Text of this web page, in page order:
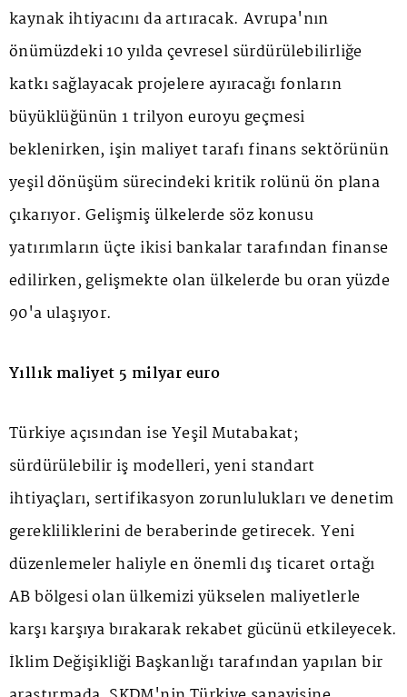
kaynak ihtiyacını da artıracak. Avrupa'nın
önümüzdeki 10 yılda çevresel sürdürülebilirliğe
katkı sağlayacak projelere ayıracağı fonların
büyüklüğünün 1 trilyon euroyu geçmesi
beklenirken, işin maliyet tarafı finans sektörünün
yeşil dönüşüm sürecindeki kritik rolünü ön plana
çıkarıyor. Gelişmiş ülkelerde söz konusu
yatırımların üçte ikisi bankalar tarafından finanse
edilirken, gelişmekte olan ülkelerde bu oran yüzde
90'a ulaşıyor.
Yıllık maliyet 5 milyar euro
Türkiye açısından ise Yeşil Mutabakat;
sürdürülebilir iş modelleri, yeni standart
ihtiyaçları, sertifikasyon zorunlulukları ve denetim
gerekliliklerini de beraberinde getirecek. Yeni
düzenlemeler haliyle en önemli dış ticaret ortağı
AB bölgesi olan ülkemizi yükselen maliyetlerle
karşı karşıya bırakarak rekabet gücünü etkileyecek.
İklim Değişikliği Başkanlığı tarafından yapılan bir